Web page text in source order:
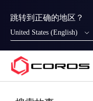
跳转到正确的地区？
United States (English)
COROS